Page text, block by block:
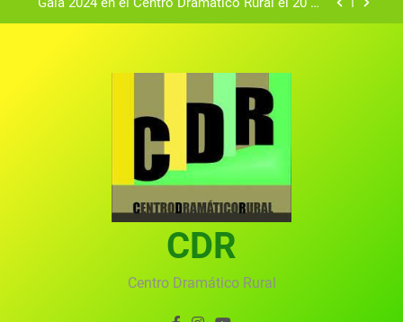
Gala 2024 en el Centro Dramático Rural el 20 de
convocado por el Centro Dramático Rural de Mira
(Cuenca)
Gala anual virtual del Centro Dramático Rural de
Gala del Centro Dramático Rural 2025
Gala 2024 en el Centro Dramático Rural el 20 de
Textos seleccionados en el VI Certamen
Francisco Nieva de piezas breves teatrales
convocado por el Centro Dramático Rural de Mira
Gala anual virtual del Centro Dramático Rural de
CDR
Centro Dramático Rural